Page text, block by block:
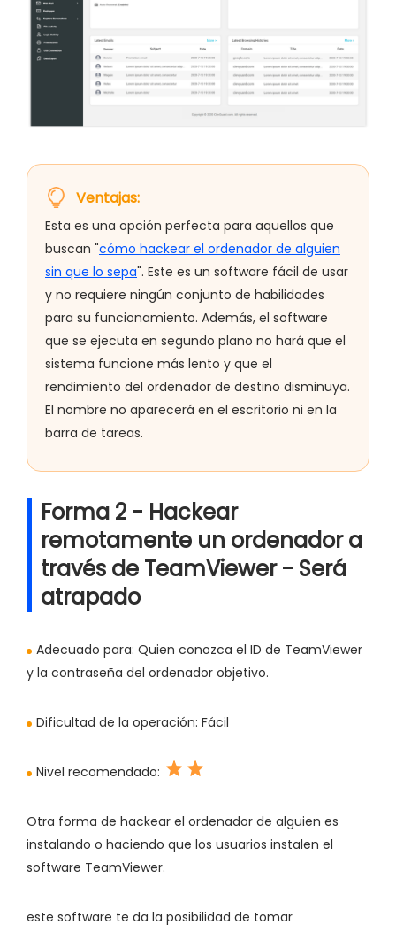
Ventajas:
Esta es una opción perfecta para aquellos que
buscan "cómo hackear el ordenador de alguien
sin que lo sepa". Este es un software fácil de usar
y no requiere ningún conjunto de habilidades
para su funcionamiento. Además, el software
que se ejecuta en segundo plano no hará que el
sistema funcione más lento y que el
rendimiento del ordenador de destino disminuya.
El nombre no aparecerá en el escritorio ni en la
barra de tareas.
Forma 2 - Hackear
remotamente un ordenador a
través de TeamViewer - Será
atrapado
Adecuado para: Quien conozca el ID de TeamViewer
y la contraseña del ordenador objetivo.
Dificultad de la operación: Fácil
Nivel recomendado:
Otra forma de hackear el ordenador de alguien es
instalando o haciendo que los usuarios instalen el
software TeamViewer.
este software te da la posibilidad de tomar